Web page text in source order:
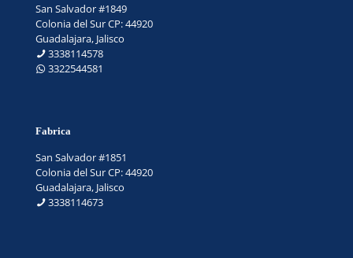
San Salvador #1849
Colonia del Sur CP: 44920
Guadalajara, Jalisco
3338114578
3322544581
Fabrica
San Salvador #1851
Colonia del Sur CP: 44920
Guadalajara, Jalisco
3338114673